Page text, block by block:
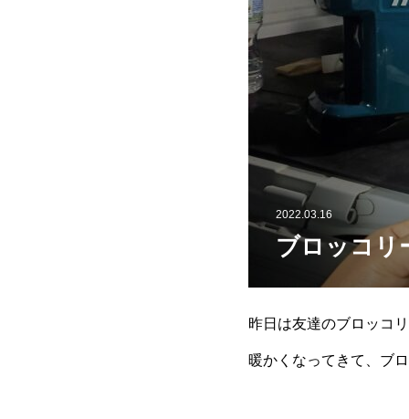
2022.03.16
ブロッコリ
昨日は友達のブロッコ
暖かくなってきて、ブ